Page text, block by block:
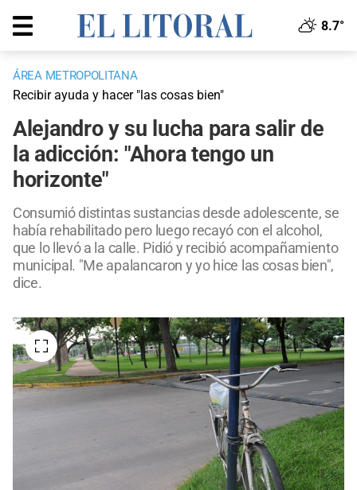
8.7°
ÁREA METROPOLITANA
Recibir ayuda y hacer "las cosas bien"
Alejandro y su lucha para salir de
la adicción: "Ahora tengo un
horizonte"
Consumió distintas sustancias desde adolescente, se
había rehabilitado pero luego recayó con el alcohol,
que lo llevó a la calle. Pidió y recibió acompañamiento
municipal. "Me apalancaron y yo hice las cosas bien",
dice.